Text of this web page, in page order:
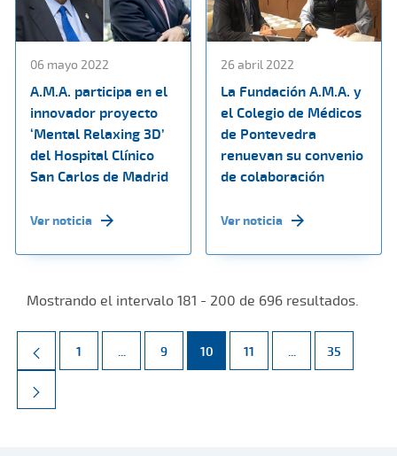
06 mayo 2022
A.M.A. participa en el
innovador proyecto
‘Mental Relaxing 3D’
del Hospital Clínico
San Carlos de Madrid
Ver noticia
26 abril 2022
La Fundación A.M.A. y
el Colegio de Médicos
de Pontevedra
renuevan su convenio
de colaboración
Ver noticia
Mostrando el intervalo 181 - 200 de 696 resultados.
Página
1 ... Páginas intermedias Use TAB para desplazarse.
Página
9 Página
10 Página
11 ... Páginas
Página
35